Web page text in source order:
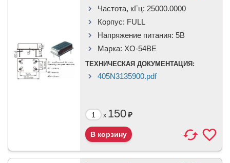
Частота, кГц: 25000.0000
Корпус: FULL
Напряжение питания: 5В
Марка: XO-54BE
ТЕХНИЧЕСКАЯ ДОКУМЕНТАЦИЯ:
405N3135900.pdf
x 150₽